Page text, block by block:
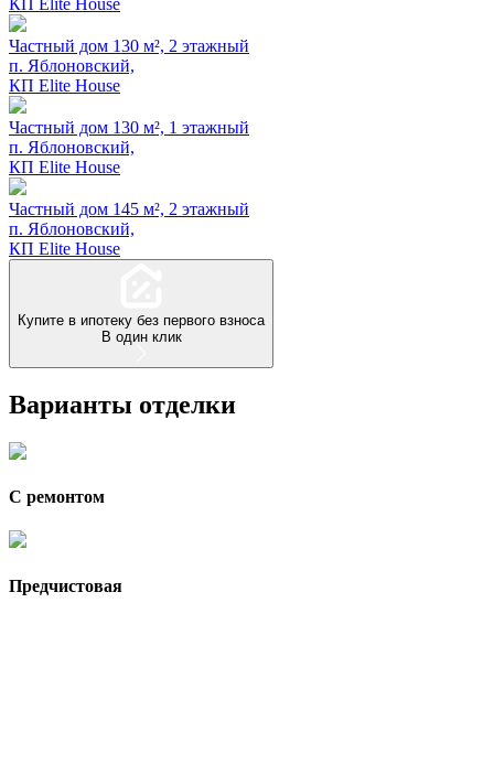
КП Elite House
Частный дом 130 м², 2 этажный
п. Яблоновский,
КП Elite House
Частный дом 130 м², 1 этажный
п. Яблоновский,
КП Elite House
Частный дом 145 м², 2 этажный
п. Яблоновский,
КП Elite House
Купите в ипотеку без первого взноса
В один клик
Варианты отделки
С ремонтом
Предчистовая